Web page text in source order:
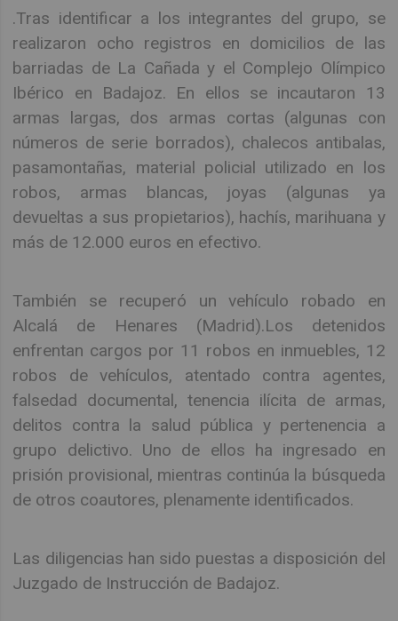
.Tras identificar a los integrantes del grupo, se
realizaron ocho registros en domicilios de las
barriadas de La Cañada y el Complejo Olímpico
Ibérico en Badajoz. En ellos se incautaron 13
armas largas, dos armas cortas (algunas con
números de serie borrados), chalecos antibalas,
pasamontañas, material policial utilizado en los
robos, armas blancas, joyas (algunas ya
devueltas a sus propietarios), hachís, marihuana y
más de 12.000 euros en efectivo.
También se recuperó un vehículo robado en
Alcalá de Henares (Madrid).Los detenidos
enfrentan cargos por 11 robos en inmuebles, 12
robos de vehículos, atentado contra agentes,
falsedad documental, tenencia ilícita de armas,
delitos contra la salud pública y pertenencia a
grupo delictivo. Uno de ellos ha ingresado en
prisión provisional, mientras continúa la búsqueda
de otros coautores, plenamente identificados.
Las diligencias han sido puestas a disposición del
Juzgado de Instrucción de Badajoz.